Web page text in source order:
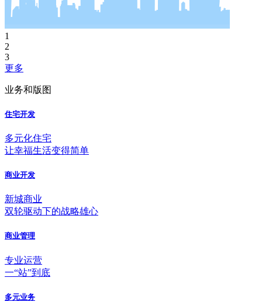
1
2
3
更多
业务和版图
住宅开发
多元化住宅
让幸福生活变得简单
商业开发
新城商业
双轮驱动下的战略雄心
商业管理
专业运营
一“站”到底
多元业务